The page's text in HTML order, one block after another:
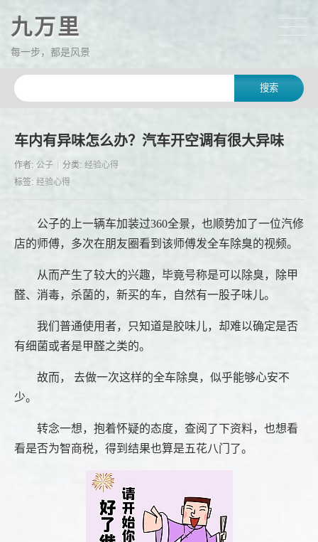
九万里
每一步，都是风景
车内有异味怎么办？汽车开空调有很大异味
作者: 公子 分类: 经验心得
标签: 经验心得
公子的上一辆车加装过360全景，也顺势加了一位汽修
店的师傅，多次在朋友圈看到该师傅发全车除臭的视频。
从而产生了较大的兴趣，毕竟号称是可以除臭，除甲
醛、消毒，杀菌的，新买的车，自然有一股子味儿。
我们普通使用者，只知道是胶味儿，却难以确定是否
有细菌或者是甲醛之类的。
故而， 去做一次这样的全车除臭，似乎能够心安不
少。
转念一想，抱着怀疑的态度，查阅了下资料，也想看
看是否为智商税，得到结果也算是五花八门了。